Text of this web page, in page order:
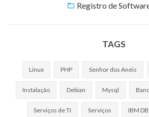
Registro de
TAGS
Linux PHP Senhor dos Anéis
Instalação Debian Mysql
Serviços de TI Serviços IBM